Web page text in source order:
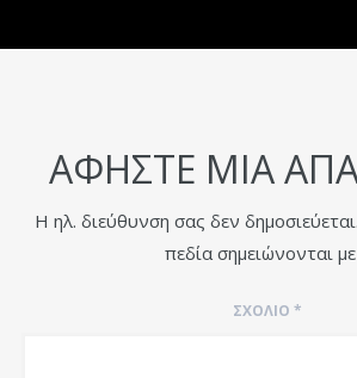
ΑΦΉΣΤΕ ΜΙΑ
Η ηλ. διεύθυνση σας δεν δημοσιεύεται.
πεδία σημειώνονται με
ΣΧΌΛΙΟ *